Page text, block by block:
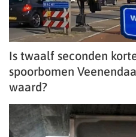
Is twaalf seconden
spoorbomen
waard?